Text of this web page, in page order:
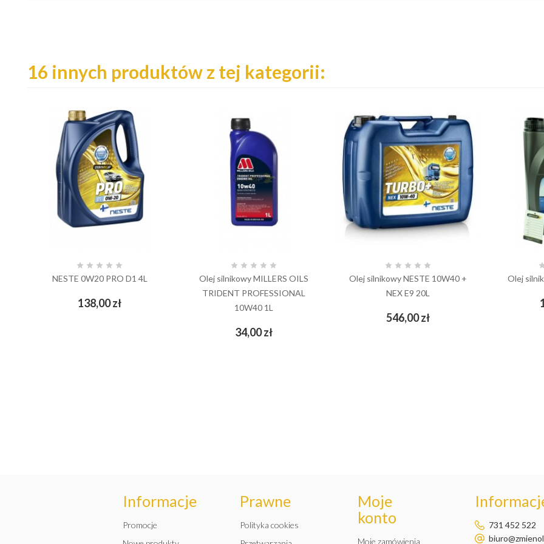
16 innych produktów z tej kategorii:
    
NESTE 0W20 PRO D1 4L
138,00 złCena
add_shopping_cart
    
Olej silnikowy MILLERS OILS
TRIDENT PROFESSIONAL
10W40 1L
34,00 złCena
add_shopping_cart
    
Olej silnikowy NESTE 10W40 +
NEX E9 20L
546,00 złCena
add_shopping_cart
Olej
Informacje
Promocje
Prawne
Polityka cookies
Moje
konto
Moje zamówienia
731 452 522